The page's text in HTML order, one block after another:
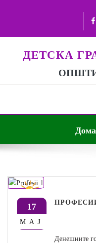
ДЕТСКА
Дома
17
МАЈ
Денешните